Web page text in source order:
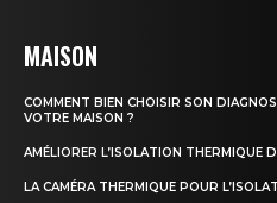
MAISON
COMMENT BIEN CHOISIR SON
VOTRE MAISON ?
AMÉLIORER L’ISOLATION THERMIQUE
LA CAMÉRA THERMIQUE POUR